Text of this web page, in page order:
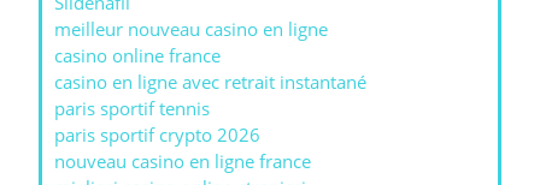
meilleur nouveau casino en ligne
casino online france
casino en ligne avec retrait instantané
paris sportif tennis
paris sportif crypto 2026
nouveau casino en ligne france